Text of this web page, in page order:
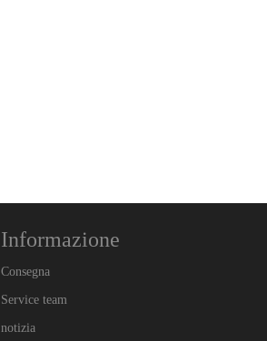
Informazione
Consegna
Service team
notizia